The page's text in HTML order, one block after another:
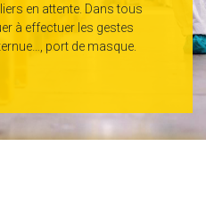
en attente. Dans tous
à effectuer les gestes
port de masque.